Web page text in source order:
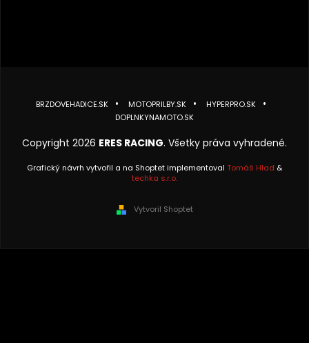
BRZDOVEHADICE.SK MOTOPRILBY.SK
HYPERPRO.SK
DOPLNKYNAMOTO.SK
Copyright 2026 ERES RACING. Všetky práva vyhradené.
Grafický návrh vytvořil a na Shoptet implementoval Tomáš Hlad &
techka s.r.o.
Vytvoril Shoptet